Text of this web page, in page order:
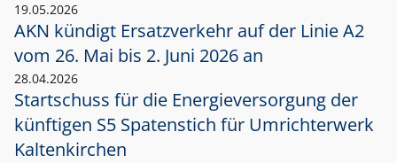
19.05.2026
AKN kündigt Ersatzverkehr auf der Linie A2
vom 26. Mai bis 2. Juni 2026 an
28.04.2026
Startschuss für die Energieversorgung der
künftigen S5 Spatenstich für Umrichterwerk
Kaltenkirchen